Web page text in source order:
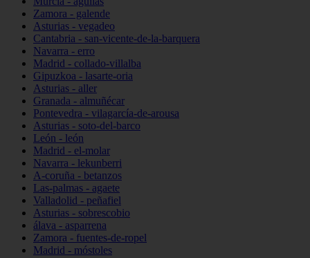
Zamora - galende
Asturias - vegadeo
Cantabria - san-vicente-de-la-barquera
Navarra - erro
Madrid - collado-villalba
Gipuzkoa - lasarte-oria
Asturias - aller
Granada - almuñécar
Pontevedra - vilagarcía-de-arousa
Asturias - soto-del-barco
León - león
Madrid - el-molar
Navarra - lekunberri
A-coruña - betanzos
Las-palmas - agaete
Valladolid - peñafiel
Asturias - sobrescobio
álava - asparrena
Zamora - fuentes-de-ropel
Madrid - móstoles